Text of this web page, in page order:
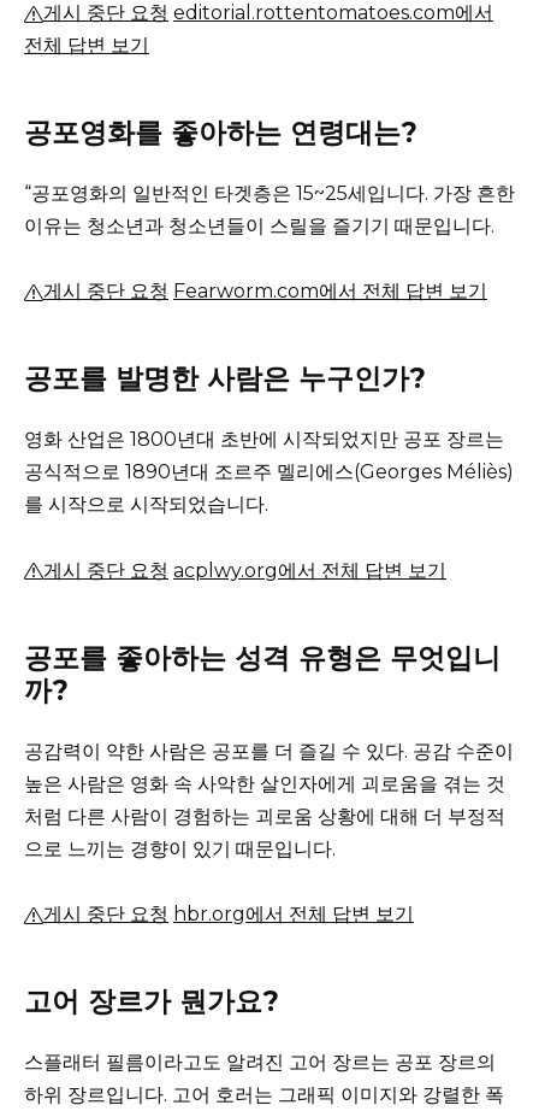
게시 중단 요청 editorial.rottentomatoes.com에서
전체 답변 보기
공포영화를 좋아하는 연령대는?
“공포영화의 일반적인 타겟층은 15~25세입니다. 가장 흔한
이유는 청소년과 청소년들이 스릴을 즐기기 때문입니다.
게시 중단 요청 Fearworm.com에서 전체 답변 보기
공포를 발명한 사람은 누구인가?
영화 산업은 1800년대 초반에 시작되었지만 공포 장르는
공식적으로 1890년대 조르주 멜리에스(Georges Méliès)
를 시작으로 시작되었습니다.
게시 중단 요청 acplwy.org에서 전체 답변 보기
공포를 좋아하는 성격 유형은 무엇입니
까?
공감력이 약한 사람은 공포를 더 즐길 수 있다. 공감 수준이
높은 사람은 영화 속 사악한 살인자에게 괴로움을 겪는 것
처럼 다른 사람이 경험하는 괴로움 상황에 대해 더 부정적
으로 느끼는 경향이 있기 때문입니다.
게시 중단 요청 hbr.org에서 전체 답변 보기
고어 장르가 뭔가요?
스플래터 필름이라고도 알려진 고어 장르는 공포 장르의
하위 장르입니다. 고어 호러는 그래픽 이미지와 강렬한 폭